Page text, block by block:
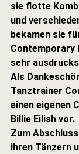
sie flotte
und
bekamen sie
Contemporary
sehr
Als
Tanztrainer
einen eigenen
Billie Eilish vor.
Zum
ihren Tänzern